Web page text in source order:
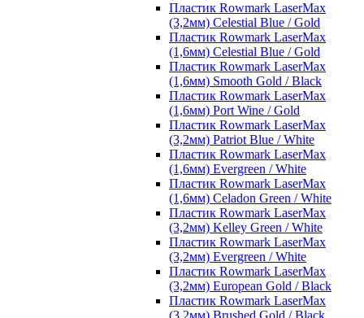
Пластик Rowmark LaserMax
(3,2мм) Celestial Blue / Gold
Пластик Rowmark LaserMax
(1,6мм) Celestial Blue / Gold
Пластик Rowmark LaserMax
(1,6мм) Smooth Gold / Black
Пластик Rowmark LaserMax
(1,6мм) Port Wine / Gold
Пластик Rowmark LaserMax
(3,2мм) Patriot Blue / White
Пластик Rowmark LaserMax
(1,6мм) Evergreen / White
Пластик Rowmark LaserMax
(1,6мм) Celadon Green / White
Пластик Rowmark LaserMax
(3,2мм) Kelley Green / White
Пластик Rowmark LaserMax
(3,2мм) Evergreen / White
Пластик Rowmark LaserMax
(3,2мм) European Gold / Black
Пластик Rowmark LaserMax
(3,2мм) Brushed Gold / Black